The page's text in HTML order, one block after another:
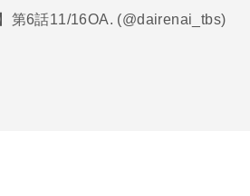
第6話11/16OA. (@dairenai_tbs)